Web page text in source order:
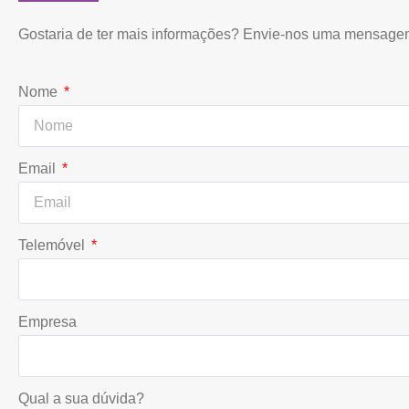
Gostaria de ter mais informações? Envie-nos uma
Nome
Email
Telemóvel
Empresa
Qual a sua dúvida?